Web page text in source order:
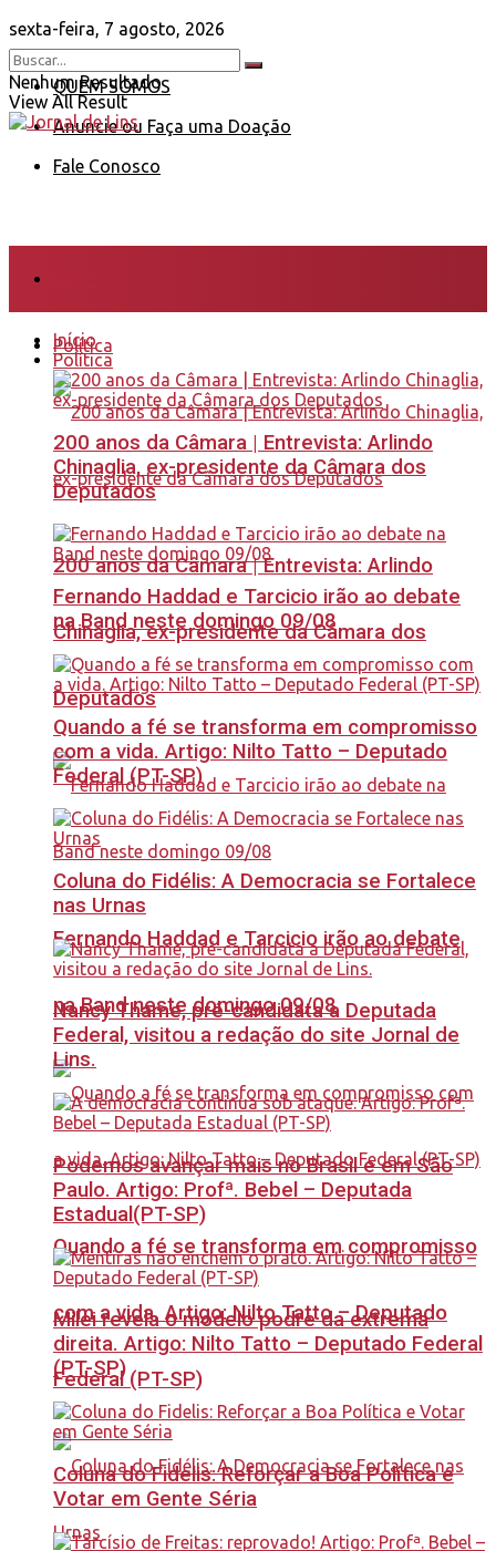
sexta-feira, 7 agosto, 2026
QUEM SOMOS
Anuncie ou Faça uma Doação
Fale Conosco
Nenhum Resultado
View All Result
Política
200 anos da Câmara | Entrevista: Arlindo
Chinaglia, ex-presidente da Câmara dos
Deputados
Fernando Haddad e Tarcicio irão ao debate
na Band neste domingo 09/08
Quando a fé se transforma em compromisso
com a vida. Artigo: Nilto Tatto – Deputado
Federal (PT-SP)
Início
Política
200 anos da Câmara | Entrevista: Arlindo
Chinaglia, ex-presidente da Câmara dos
Deputados
Fernando Haddad e Tarcicio irão ao debate
na Band neste domingo 09/08
Quando a fé se transforma em compromisso
com a vida. Artigo: Nilto Tatto – Deputado
Federal (PT-SP)
Coluna do Fidélis: A Democracia se Fortalece
nas Urnas
Nancy Thame, pré-candidata a Deputada
Federal, visitou a redação do site Jornal de
Lins.
Podemos avançar mais no Brasil e em São
Paulo. Artigo: Profª. Bebel – Deputada
Estadual(PT-SP)
Milei revela o modelo podre da extrema
direita. Artigo: Nilto Tatto – Deputado Federal
(PT-SP)
Coluna do Fidelis: Reforçar a Boa Política e
Votar em Gente Séria